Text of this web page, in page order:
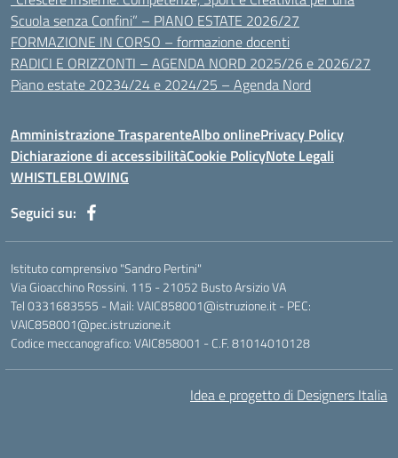
Scuola senza Confini” – PIANO ESTATE 2026/27
FORMAZIONE IN CORSO – formazione docenti
RADICI E ORIZZONTI – AGENDA NORD 2025/26 e 2026/27
Piano estate 20234/24 e 2024/25 – Agenda Nord
Amministrazione TrasparenteAlbo onlinePrivacy Policy
Dichiarazione di accessibilitàCookie PolicyNote Legali
WHISTLEBLOWING
Seguici su:
Istituto comprensivo "Sandro Pertini"
Via Gioacchino Rossini. 115 - 21052 Busto Arsizio VA
Tel 0331683555 - Mail: VAIC858001@istruzione.it - PEC:
VAIC858001@pec.istruzione.it
Codice meccanografico: VAIC858001 - C.F. 81014010128
Idea e progetto di Designers Italia